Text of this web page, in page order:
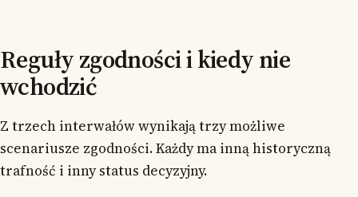
Reguły zgodności i kiedy nie
wchodzić
Z trzech interwałów wynikają trzy możliwe
scenariusze zgodności. Każdy ma inną historyczną
trafność i inny status decyzyjny.